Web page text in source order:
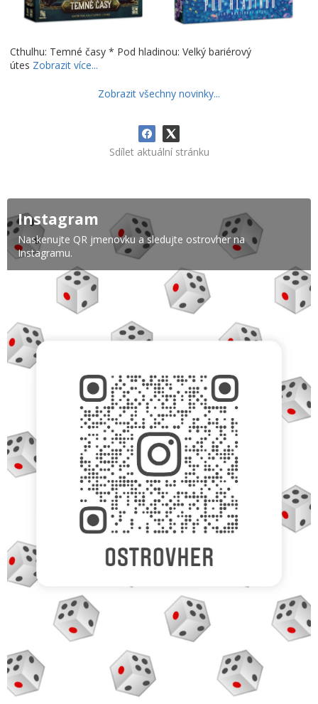
Cthulhu: Temné časy * Pod hladinou: Velký bariérový
útes Zobrazit více...
Zobrazit všechny novinky...
Sdílet aktuální stránku
Instagram
Naskenujte QR jmenovku a sledujte ostrovher na
Instagramu.